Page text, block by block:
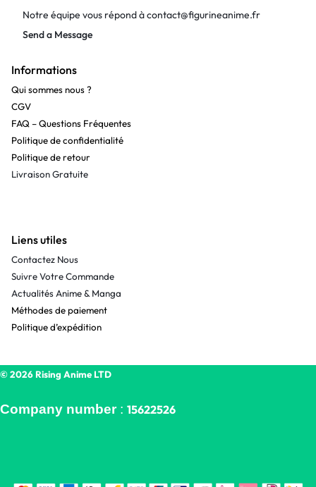
Notre équipe vous répond àcontact@figurineanime.fr
Send a Message
Informations
Qui sommes nous ?
CGV
FAQ – Questions Fréquentes
Politique de confidentialité
Politique de retour
Livraison Gratuite
Liens utiles
Contactez Nous
Suivre Votre Commande
Actualités Anime & Manga
Méthodes de paiement
Politique d’expédition
© 2026 Rising Anime LTD
Company number: 15622526